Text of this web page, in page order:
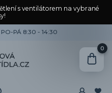
s ventilátorem na vybrané
PO-PÁ 8:30 - 14:30
0